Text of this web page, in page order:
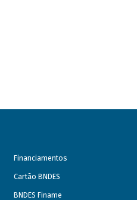
Financiamentos
Cartão BNDES
BNDES Finame